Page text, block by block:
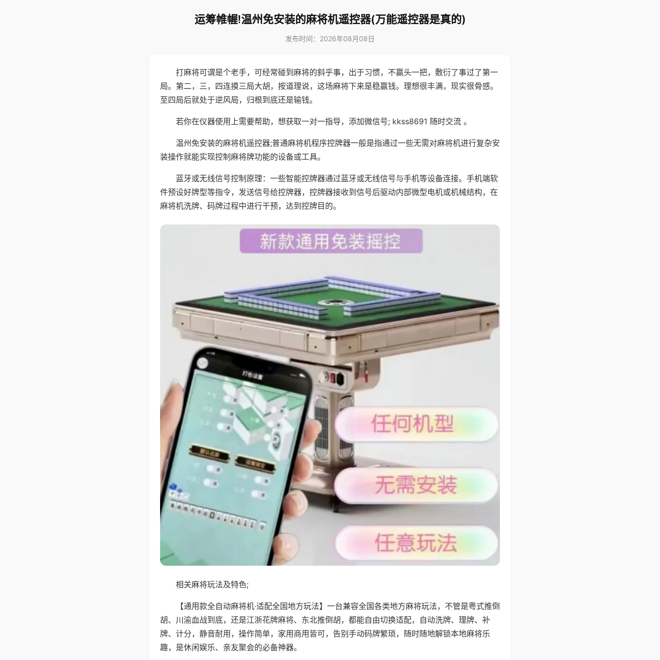
运筹帷幄!温州免安装的麻将机遥控器(万能遥控器是真的)
发布时间：2026年08月08日
打麻将可谓是个老手，可经常碰到麻将的斜乎事，出于习惯，不赢头一把，敷衍了事过了第一
局。第二，三，四连摸三局大胡，按道理说，这场麻将下来是稳赢钱。理想很丰满，现实很骨感。
至四局后就处于逆风局，归根到底还是输钱。
若你在仪器使用上需要帮助，想获取一对一指导，添加微信号; kkss8691 随时交流 。
温州免安装的麻将机遥控器;普通麻将机程序控牌器一般是指通过一些无需对麻将机进行复杂安
装操作就能实现控制麻将牌功能的设备或工具。
蓝牙或无线信号控制原理：一些智能控牌器通过蓝牙或无线信号与手机等设备连接。手机端软
件预设好牌型等指令，发送信号给控牌器，控牌器接收到信号后驱动内部微型电机或机械结构，在
麻将机洗牌、码牌过程中进行干预，达到控牌目的。
相关麻将玩法及特色;
【通用款全自动麻将机·适配全国地方玩法】一台兼容全国各类地方麻将玩法，不管是粤式推倒
胡、川渝血战到底，还是江浙花牌麻将、东北推倒胡，都能自由切换适配，自动洗牌、理牌、补
牌、计分，静音耐用，操作简单，家用商用皆可，告别手动码牌繁琐，随时随地解锁本地麻将乐
趣，是休闲娱乐、亲友聚会的必备神器。